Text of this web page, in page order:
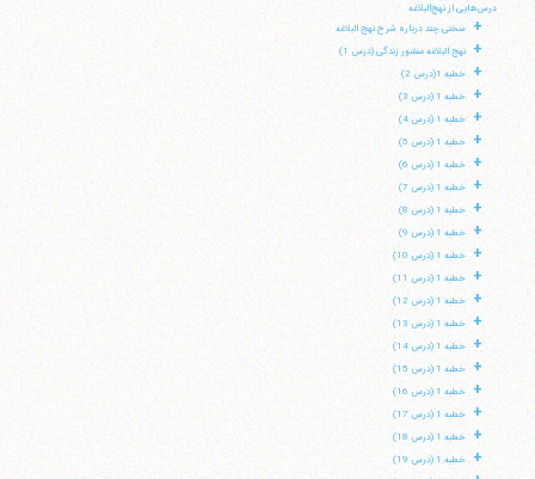
درس‌هایی از نهج‌البلاغه
+ سخنی چند درباره شرح نهج البلاغه
+ نهج البلاغه منشور زندگی (درس 1)
+ خطبه 1(درس 2)
+ خطبه 1 (درس 3)
+ خطبه 1 (درس 4)
+ خطبه 1 (درس 5)
+ خطبه 1 (درس 6)
+ خطبه 1 (درس 7)
+ خطبه 1 (درس 8)
+ خطبه 1 (درس 9)
+ خطبه 1 (درس 10)
+ خطبه 1 (درس 11)
+ خطبه 1 (درس 12)
+ خطبه 1 (درس 13)
+ خطبه 1 (درس 14)
+ خطبه 1 (درس 15)
+ خطبه 1 (درس 16)
+ خطبه 1 (درس 17)
+ خطبه 1 (درس 18)
+ خطبه 1 (درس 19)